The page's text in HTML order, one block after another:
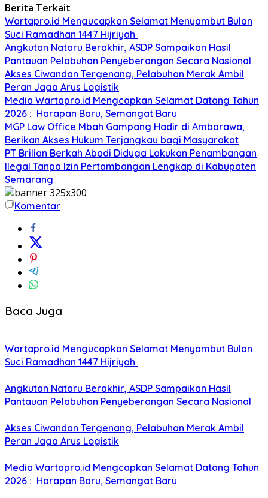
Berita Terkait
Wartapro.id Mengucapkan Selamat Menyambut Bulan
Suci Ramadhan 1447 Hijriyah
Angkutan Nataru Berakhir, ASDP Sampaikan Hasil
Pantauan Pelabuhan Penyeberangan Secara Nasional
Akses Ciwandan Tergenang, Pelabuhan Merak Ambil
Peran Jaga Arus Logistik
Media Wartapro.id Mengcapkan Selamat Datang Tahun
2026 : Harapan Baru, Semangat Baru
MGP Law Office Mbah Gampang Hadir di Ambarawa,
Berikan Akses Hukum Terjangkau bagi Masyarakat
PT Brilian Berkah Abadi Diduga Lakukan Penambangan
Ilegal Tanpa Izin Pertambangan Lengkap di Kabupaten
Semarang
Komentar
Baca Juga
Wartapro.id Mengucapkan Selamat Menyambut Bulan
Suci Ramadhan 1447 Hijriyah
Angkutan Nataru Berakhir, ASDP Sampaikan Hasil
Pantauan Pelabuhan Penyeberangan Secara Nasional
Akses Ciwandan Tergenang, Pelabuhan Merak Ambil
Peran Jaga Arus Logistik
Media Wartapro.id Mengcapkan Selamat Datang Tahun
2026 : Harapan Baru, Semangat Baru